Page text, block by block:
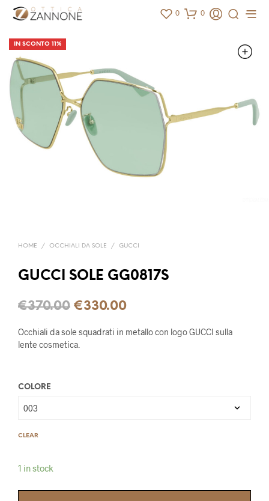
0 0
IN SCONTO 11%
HOME / OCCHIALI DA SOLE / GUCCI
GUCCI SOLE GG0817S
€370.00 €330.00
Occhiali da sole squadrati in metallo con logo GUCCI sulla
lente cosmetica.
COLORE
CLEAR
1 in stock